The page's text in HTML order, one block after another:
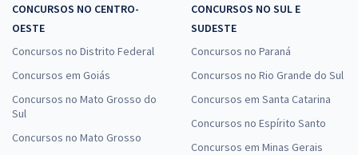
CONCURSOS NO CENTRO-
OESTE
Concursos no Distrito Federal
Concursos em Goiás
Concursos no Mato Grosso do
Sul
Concursos no Mato Grosso
CONCURSOS NO SUL E
SUDESTE
Concursos no Paraná
Concursos no Rio Grande do Sul
Concursos em Santa Catarina
Concursos no Espírito Santo
Concursos em Minas Gerais